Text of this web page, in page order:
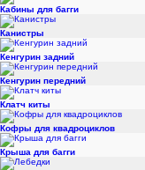
Кабины для багги
Канистры
Кенгурин задний
Кенгурин передний
Клатч киты
Кофры для квадроциклов
Крыша для багги